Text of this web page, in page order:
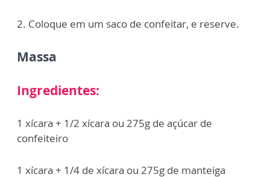
2. Coloque em um saco de confeitar, e reserve.
Massa
Ingredientes:
1 xícara + 1/2 xícara ou 275g de açúcar de
confeiteiro
1 xícara + 1/4 de xícara ou 275g de manteiga